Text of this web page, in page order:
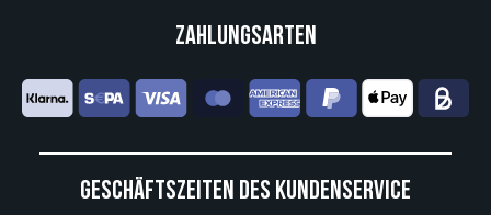
Geschäftszeiten des Kundenservice
Zahlungsarten